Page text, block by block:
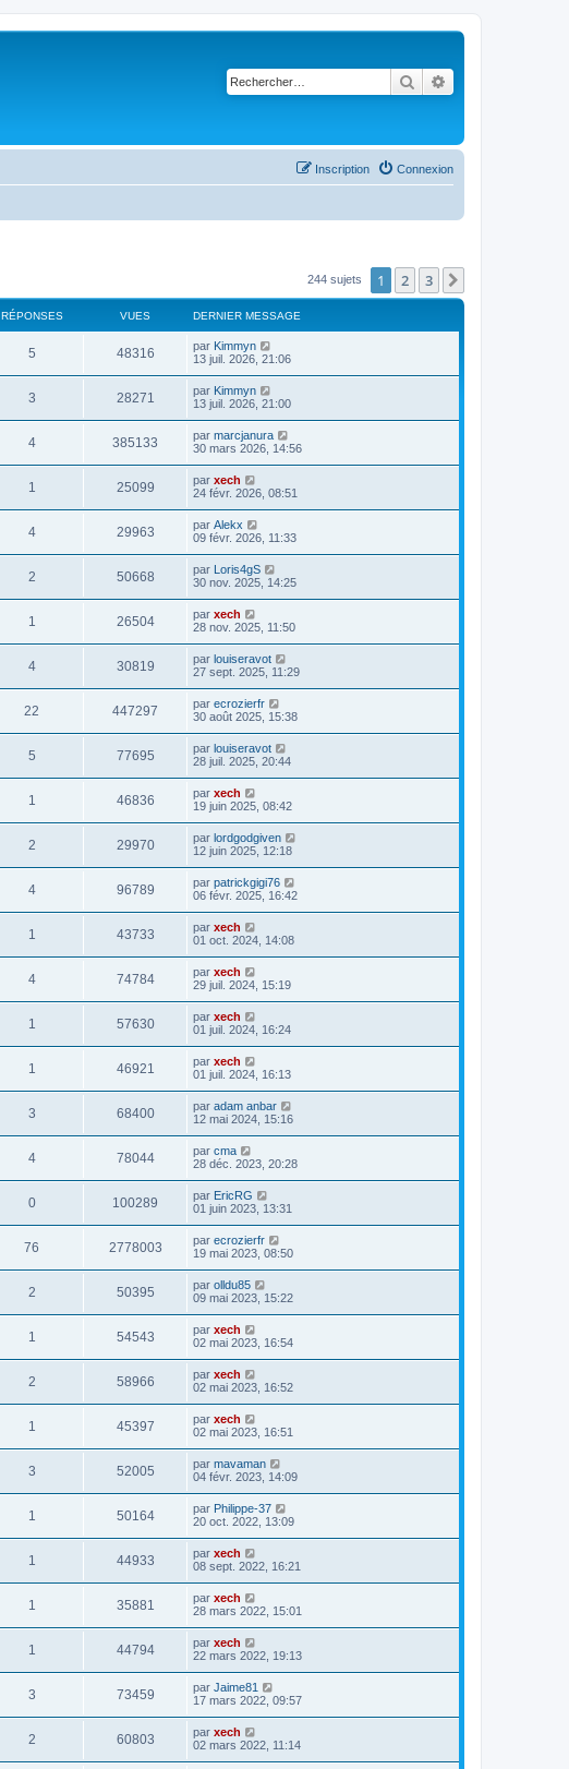
Rechercher
Connexion
Inscription
244 sujets 1 2 3
RÉPONSES VUES DERNIER MESSAGE
5 48316 par Kimmyn
13 juil. 2026, 21:06
3 28271 par Kimmyn
13 juil. 2026, 21:00
4 385133 par marcjanura
30 mars 2026, 14:56
1 25099 par xech
24 févr. 2026, 08:51
4 29963 par Alekx
09 févr. 2026, 11:33
2 50668 par Loris4gS
30 nov. 2025, 14:25
1 26504 par xech
28 nov. 2025, 11:50
4 30819 par louiseravot
27 sept. 2025, 11:29
22 447297 par ecrozierfr
30 août 2025, 15:38
5 77695 par louiseravot
28 juil. 2025, 20:44
1 46836 par xech
19 juin 2025, 08:42
2 29970 par lordgodgiven
12 juin 2025, 12:18
4 96789 par patrickgigi76
06 févr. 2025, 16:42
1 43733 par xech
01 oct. 2024, 14:08
4 74784 par xech
29 juil. 2024, 15:19
1 57630 par xech
01 juil. 2024, 16:24
1 46921 par xech
01 juil. 2024, 16:13
3 68400 par adam anbar
12 mai 2024, 15:16
4 78044 par cma
28 déc. 2023, 20:28
0 100289 par EricRG
01 juin 2023, 13:31
76 2778003 par ecrozierfr
19 mai 2023, 08:50
2 50395 par olldu85
09 mai 2023, 15:22
1 54543 par xech
02 mai 2023, 16:54
2 58966 par xech
02 mai 2023, 16:52
1 45397 par xech
02 mai 2023, 16:51
3 52005 par mavaman
04 févr. 2023, 14:09
1 50164 par Philippe-37
20 oct. 2022, 13:09
1 44933 par xech
08 sept. 2022, 16:21
1 35881 par xech
28 mars 2022, 15:01
1 44794 par xech
22 mars 2022, 19:13
3 73459 par Jaime81
17 mars 2022, 09:57
2 60803 par xech
02 mars 2022, 11:14